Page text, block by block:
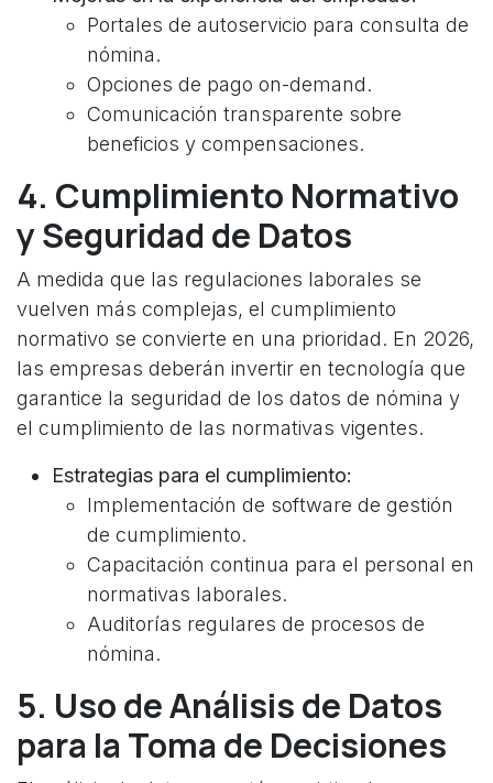
Portales de autoservicio para consulta de
nómina.
Opciones de pago on-demand.
Comunicación transparente sobre
beneficios y compensaciones.
4. Cumplimiento Normativo
y Seguridad de Datos
A medida que las regulaciones laborales se
vuelven más complejas, el cumplimiento
normativo se convierte en una prioridad. En 2026,
las empresas deberán invertir en tecnología que
garantice la seguridad de los datos de nómina y
el cumplimiento de las normativas vigentes.
Estrategias para el cumplimiento:
Implementación de software de gestión
de cumplimiento.
Capacitación continua para el personal en
normativas laborales.
Auditorías regulares de procesos de
nómina.
5. Uso de Análisis de Datos
para la Toma de Decisiones